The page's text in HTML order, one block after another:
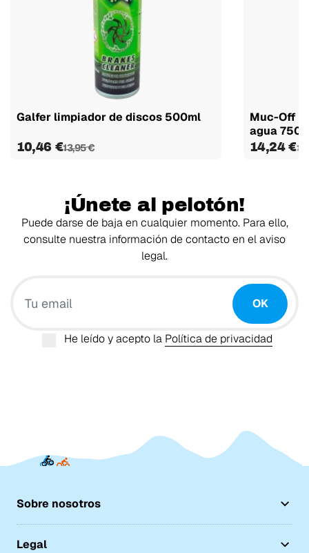
Galfer limpiador de discos 500ml
10,46 €13,95 €
Muc-Off
agua
14,24 €
¡Únete al pelotón!
Puede darse de baja en cualquier momento. Para ello,
consulte nuestra información de contacto en el aviso
legal.
OK
He leído y acepto la Política de privacidad
Sobre nosotros
Legal